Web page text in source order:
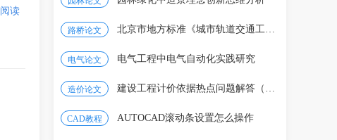
阅读
路桥论文 北京市地方标准《城市轨道交通工程设计标准》修订
电气论文 电气工程中电气自动化实践研究
造价论文 建设工程计价依据热点问题解答（2026年4月）
CAD教程 AUTOCAD滚动条设置怎么操作